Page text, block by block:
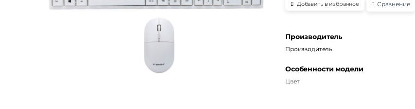
Добавить в избранное Сравнение
Производитель
Производитель
Особенности модели
Цвет